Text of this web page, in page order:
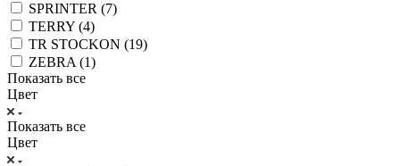
SPRINTER (7)
TERRY (4)
TR STOCKON (19)
ZEBRA (1)
Показать все
Цвет
Показать все
Цвет